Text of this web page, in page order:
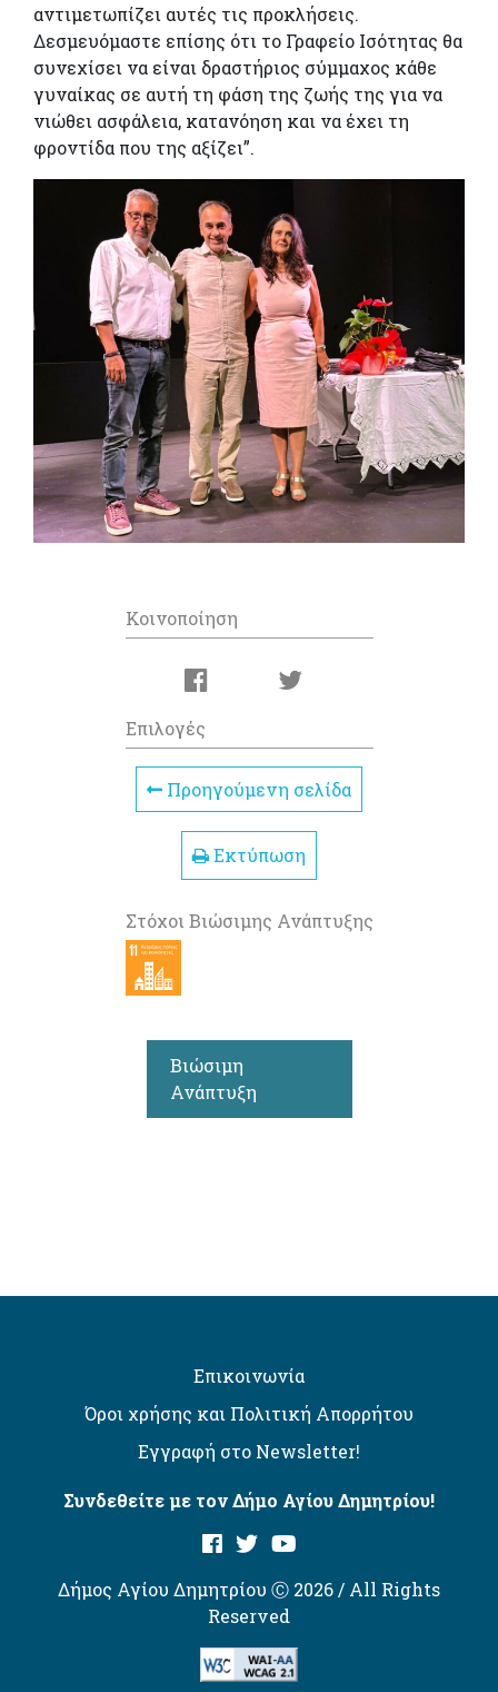
αντιμετωπίζει αυτές τις προκλήσεις.
Δεσμευόμαστε επίσης ότι το Γραφείο Ισότητας θα
συνεχίσει να είναι δραστήριος σύμμαχος κάθε
γυναίκας σε αυτή τη φάση της ζωής της για να
νιώθει ασφάλεια, κατανόηση και να έχει τη
φροντίδα που της αξίζει”.
Κοινοποίηση
Επιλογές
Προηγούμενη σελίδα
Εκτύπωση
Στόχοι Βιώσιμης Ανάπτυξης
Βιώσιμη
Ανάπτυξη
Επικοινωνία
Όροι χρήσης και Πολιτική Απορρήτου
Εγγραφή στο Newsletter!
Συνδεθείτε με τον Δήμο Αγίου Δημητρίου!
Δήμος Αγίου Δημητρίου Ⓒ 2026 / All Rights
Reserved